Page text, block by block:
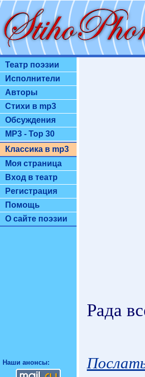
Театр поэзии
Исполнители
Авторы
Стихи в mp3
Обсуждения
MP3 - Top 30
Классика в mp3
Моя страница
Вход в театр
Регистрация
Помощь
О сайте поэзии
Наши анонсы:
Рада